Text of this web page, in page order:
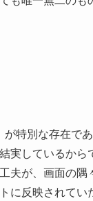
が特別な存在で
実しているか
夫が、画面の
に反映されて